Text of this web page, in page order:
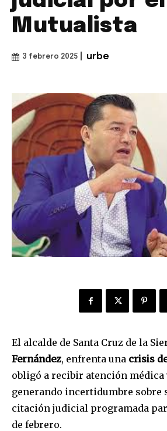
Mutualista
3 febrero 2025 urbe
El alcalde de Santa Cruz de la
Fernández, enfrenta una crisis
obligó a recibir atención médica
generando incertidumbre sobre
citación judicial programada
de febrero.